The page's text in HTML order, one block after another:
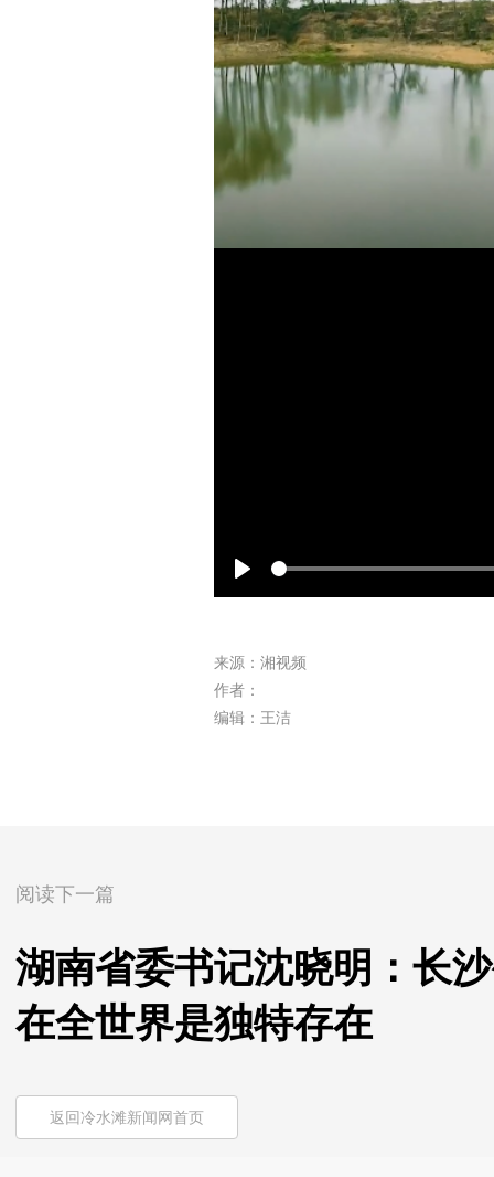
Play
来源：湘视频
作者：
编辑：王洁
阅读下一篇
湖南省委书记沈晓明：长
在全世界是独特存在
返回冷水滩新闻网首页